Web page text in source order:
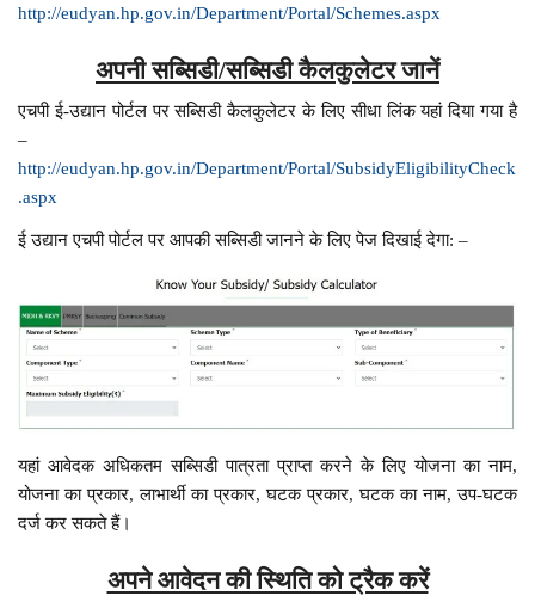
http://eudyan.hp.gov.in/Department/Portal/Schemes.aspx
अपनी सब्सिडी/सब्सिडी कैलकुलेटर जानें
एचपी ई-उद्यान पोर्टल पर सब्सिडी कैलकुलेटर के लिए सीधा लिंक यहां दिया गया है
–
http://eudyan.hp.gov.in/Department/Portal/SubsidyEligibilityCheck
.aspx
ई उद्यान एचपी पोर्टल पर आपकी सब्सिडी जानने के लिए पेज दिखाई देगा: –
यहां आवेदक अधिकतम सब्सिडी पात्रता प्राप्त करने के लिए योजना का नाम,
योजना का प्रकार, लाभार्थी का प्रकार, घटक प्रकार, घटक का नाम, उप-घटक
दर्ज कर सकते हैं।
अपने आवेदन की स्थिति को ट्रैक करें